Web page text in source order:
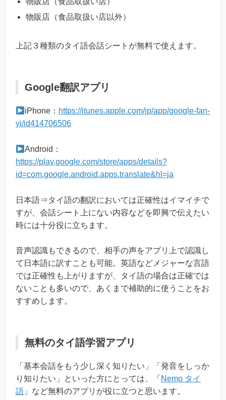
物販店（食品取扱い店以外）
上記３種類のタイ語会話シートが無料で使えます。
Google翻訳アプリ
iPhone： https://itunes.apple.com/jp/app/google-fan-
yi/id414706506
Android：
https://play.google.com/store/apps/details?
id=com.google.android.apps.translate&hl=ja
日本語⇒タイ語の翻訳においては正確性はイマイチで
すが、会話シート上にない内容などを即興で伝えたい
時には十分役に立ちます。
音声認識もできるので、相手の声をアプリ上で認識し
て日本語に訳すことも可能。英語などメジャーな言語
では正確性も上がりますが、タイ語の場合は正確では
ないことも多いので、あくまで補助的に使うことをお
すすめします。
無料のタイ語学習アプリ
「基本会話をもう少し深く知りたい」「発音をしっか
り知りたい」といった方にとっては、「 Nemo タイ
語 」など無料のアプリが役に立つと思います。